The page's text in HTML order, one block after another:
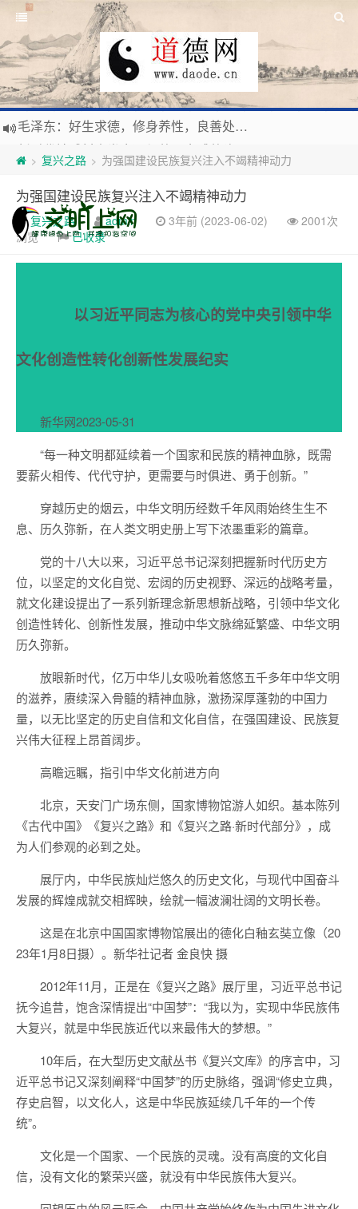
新时代地球村人类命运与共，全球共建更加和平发展美丽和谐的家园，全体共享人类发展成果，共创道行德盛道德王国
习近平：引导人们向往和追求讲道德、尊道德、守道德的生活，让13亿人的每一分子都成为传播中华美德、中华文化的主体。
毛泽东：好生求德，修身养性，良善处世，信仰天人合一之大道。
> 复兴之路 > 为强国建设民族复兴注入不竭精神动力
为强国建设民族复兴注入不竭精神动力
复兴之路 admin 3年前 (2023-06-02)
2001次
浏览
已收录
以习近平同志为核心的党中央引领中华
文化创造性转化创新性发展纪实
新华网2023-05-31
“每一种文明都延续着一个国家和民族的精神血脉，既需
要薪火相传、代代守护，更需要与时俱进、勇于创新。”
穿越历史的烟云，中华文明历经数千年风雨始终生生不
息、历久弥新，在人类文明史册上写下浓墨重彩的篇章。
党的十八大以来，习近平总书记深刻把握新时代历史方
位，以坚定的文化自觉、宏阔的历史视野、深远的战略考量，
就文化建设提出了一系列新理念新思想新战略，引领中华文化
创造性转化、创新性发展，推动中华文脉绵延繁盛、中华文明
历久弥新。
放眼新时代，亿万中华儿女吸吮着悠悠五千多年中华文明
的滋养，赓续深入骨髓的精神血脉，激扬深厚蓬勃的中国力
量，以无比坚定的历史自信和文化自信，在强国建设、民族复
兴伟大征程上昂首阔步。
高瞻远瞩，指引中华文化前进方向
北京，天安门广场东侧，国家博物馆游人如织。基本陈列
《古代中国》《复兴之路》和《复兴之路·新时代部分》，成
为人们参观的必到之处。
展厅内，中华民族灿烂悠久的历史文化，与现代中国奋斗
发展的辉煌成就交相辉映，绘就一幅波澜壮阔的文明长卷。
这是在北京中国国家博物馆展出的德化白釉玄奘立像（20
23年1月8日摄）。新华社记者 金良快 摄
2012年11月，正是在《复兴之路》展厅里，习近平总书记
抚今追昔，饱含深情提出“中国梦”：“我以为，实现中华民族伟
大复兴，就是中华民族近代以来最伟大的梦想。”
10年后，在大型历史文献丛书《复兴文库》的序言中，习
近平总书记又深刻阐释“中国梦”的历史脉络，强调“修史立典，
存史启智，以文化人，这是中华民族延续几千年的一个传
统”。
文化是一个国家、一个民族的灵魂。没有高度的文化自
信，没有文化的繁荣兴盛，就没有中华民族伟大复兴。